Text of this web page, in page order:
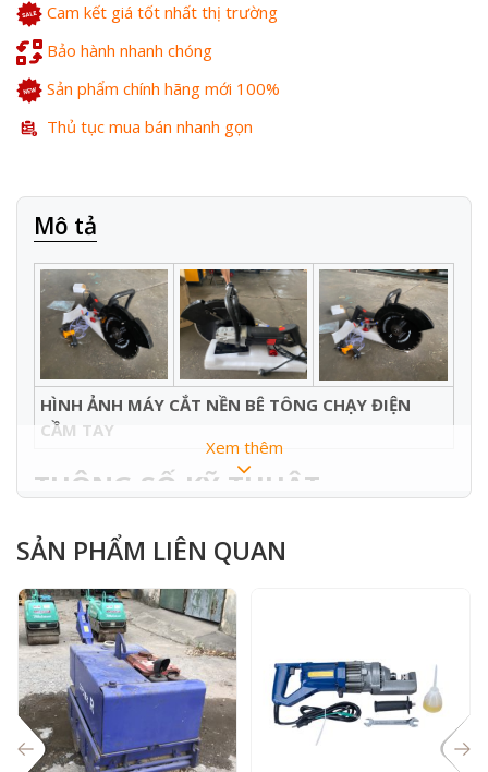
Cam kết giá tốt nhất thị trường
Bảo hành nhanh chóng
Sản phẩm chính hãng mới 100%
Thủ tục mua bán nhanh gọn
Mô tả
HÌNH ẢNH MÁY CẮT NỀN BÊ TÔNG CHẠY ĐIỆN
CẦM TAY
THÔNG SỐ KỸ THUẬT :
Model
Máy cắt bê tông cầm tay
Q-350
Điện áp
220V
Công suất
3800W
đường kính
lưỡi cắt
350mm
tốc độ
4000r/min
Xem thêm
SẢN PHẨM LIÊN QUAN